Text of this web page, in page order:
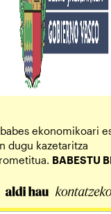
ekonomikoari
dugu kazetaritza
BABESTU